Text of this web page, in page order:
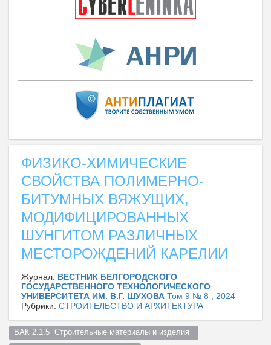
ФИЗИКО-ХИМИЧЕСКИЕ
СВОЙСТВА ПОЛИМЕРНО-
БИТУМНЫХ ВЯЖУЩИХ,
МОДИФИЦИРОВАННЫХ
ШУНГИТОМ РАЗЛИЧНЫХ
МЕСТОРОЖДЕНИЙ КАРЕЛИИ
Журнал: ВЕСТНИК БЕЛГОРОДСКОГО
ГОСУДАРСТВЕННОГО ТЕХНОЛОГИЧЕСКОГО
УНИВЕРСИТЕТА ИМ. В.Г. ШУХОВА Том 9 № 8 , 2024
Рубрики: СТРОИТЕЛЬСТВО И АРХИТЕКТУРА
ВАК 2.1.5  Строительные материалы и изделия